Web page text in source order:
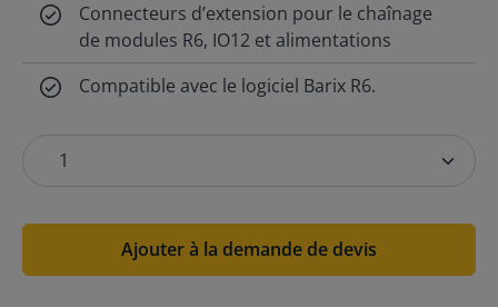
Connecteurs d’extension pour le chaînage
de modules R6, IO12 et alimentations
Compatible avec le logiciel Barix R6.
Ajouter à la demande de devis